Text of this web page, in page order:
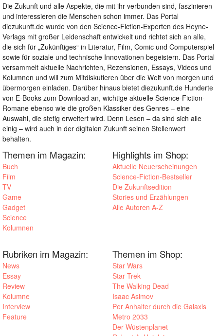
Die Zukunft und alle Aspekte, die mit ihr verbunden sind, faszinieren
und interessieren die Menschen schon immer. Das Portal
diezukunft.de wurde von den Science-Fiction-Experten des Heyne-
Verlags mit großer Leidenschaft entwickelt und richtet sich an alle,
die sich für „Zukünftiges“ in Literatur, Film, Comic und Computerspiel
sowie für soziale und technische Innovationen begeistern. Das Portal
versammelt aktuelle Nachrichten, Rezensionen, Essays, Videos und
Kolumnen und will zum Mitdiskutieren über die Welt von morgen und
übermorgen einladen. Darüber hinaus bietet diezukunft.de Hunderte
von E-Books zum Download an, wichtige aktuelle Science-Fiction-
Romane ebenso wie die großen Klassiker des Genres – eine
Auswahl, die stetig erweitert wird. Denn Lesen – da sind sich alle
einig – wird auch in der digitalen Zukunft seinen Stellenwert
behalten.
Themen im Magazin:
Buch
Film
TV
Game
Gadget
Science
Kolumnen
Highlights im Shop:
Aktuelle Neuerscheinungen
Science-Fiction-Bestseller
Die Zukunftsedition
Stories und Erzählungen
Alle Autoren A-Z
Rubriken im Magazin:
News
Essay
Review
Kolumne
Interview
Feature
Themen im Shop:
Star Wars
Star Trek
The Walking Dead
Isaac Asimov
Per Anhalter durch die Galaxis
Metro 2033
Der Wüstenplanet